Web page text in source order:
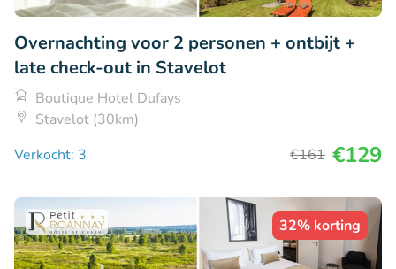
Overnachting voor 2 personen + ontbijt +
late check-out in Stavelot
Boutique Hotel Dufays
Stavelot (30km)
Verkocht: 3
€161 €129
32% korting